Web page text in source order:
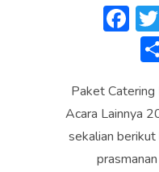
F
ac
e
b
o
ok
Paket Catering
Acara Lainnya
sekalian